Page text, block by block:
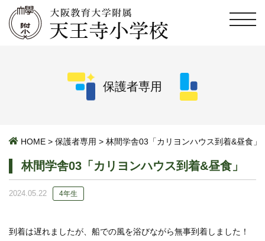
保護者専用
HOME > 保護者専用 > 林間学舎03「カリヨンハウス到着&昼食」
林間学舎03「カリヨンハウス到着&昼食」
2024.05.22 4年生
到着は遅れましたが、船での風を浴びながら無事到着しました！